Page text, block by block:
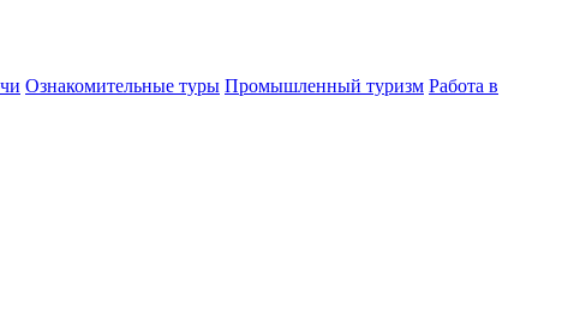
Ознакомительные туры Промышленный туризм Работа в